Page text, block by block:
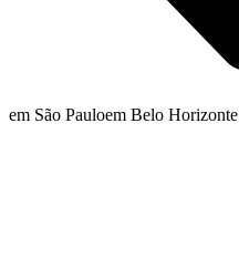
em São Pauloem Belo Horizonte